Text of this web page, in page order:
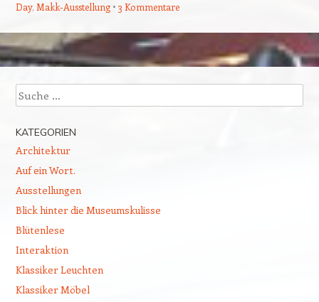
Day, Makk-Ausstellung 3 Kommentare
Beitragsnavigation
Suchen
KATEGORIEN
Architektur
Auf ein Wort.
Ausstellungen
Blick hinter die Museumskulisse
Blütenlese
Interaktion
Klassiker Leuchten
Klassiker Möbel